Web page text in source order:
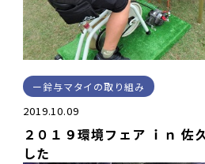
鈴与マタイの取り組み
2019.10.09
２０１９環境フェア ｉｎ
した